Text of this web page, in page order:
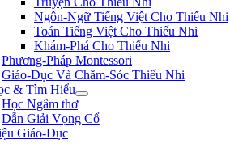
Ngôn-Ngữ Tiếng Việt Cho Thiếu Nhi
Toán Tiếng Việt Cho Thiếu Nhi
Khám-Phá Cho Thiếu Nhi
Phương-Pháp Montessori
Giáo-Dục Và Chăm-Sóc Thiếu Nhi
& Tìm Hiểu
Học Ngâm thơ
Dẫn Giải Vọng Cổ
Giáo-Dục